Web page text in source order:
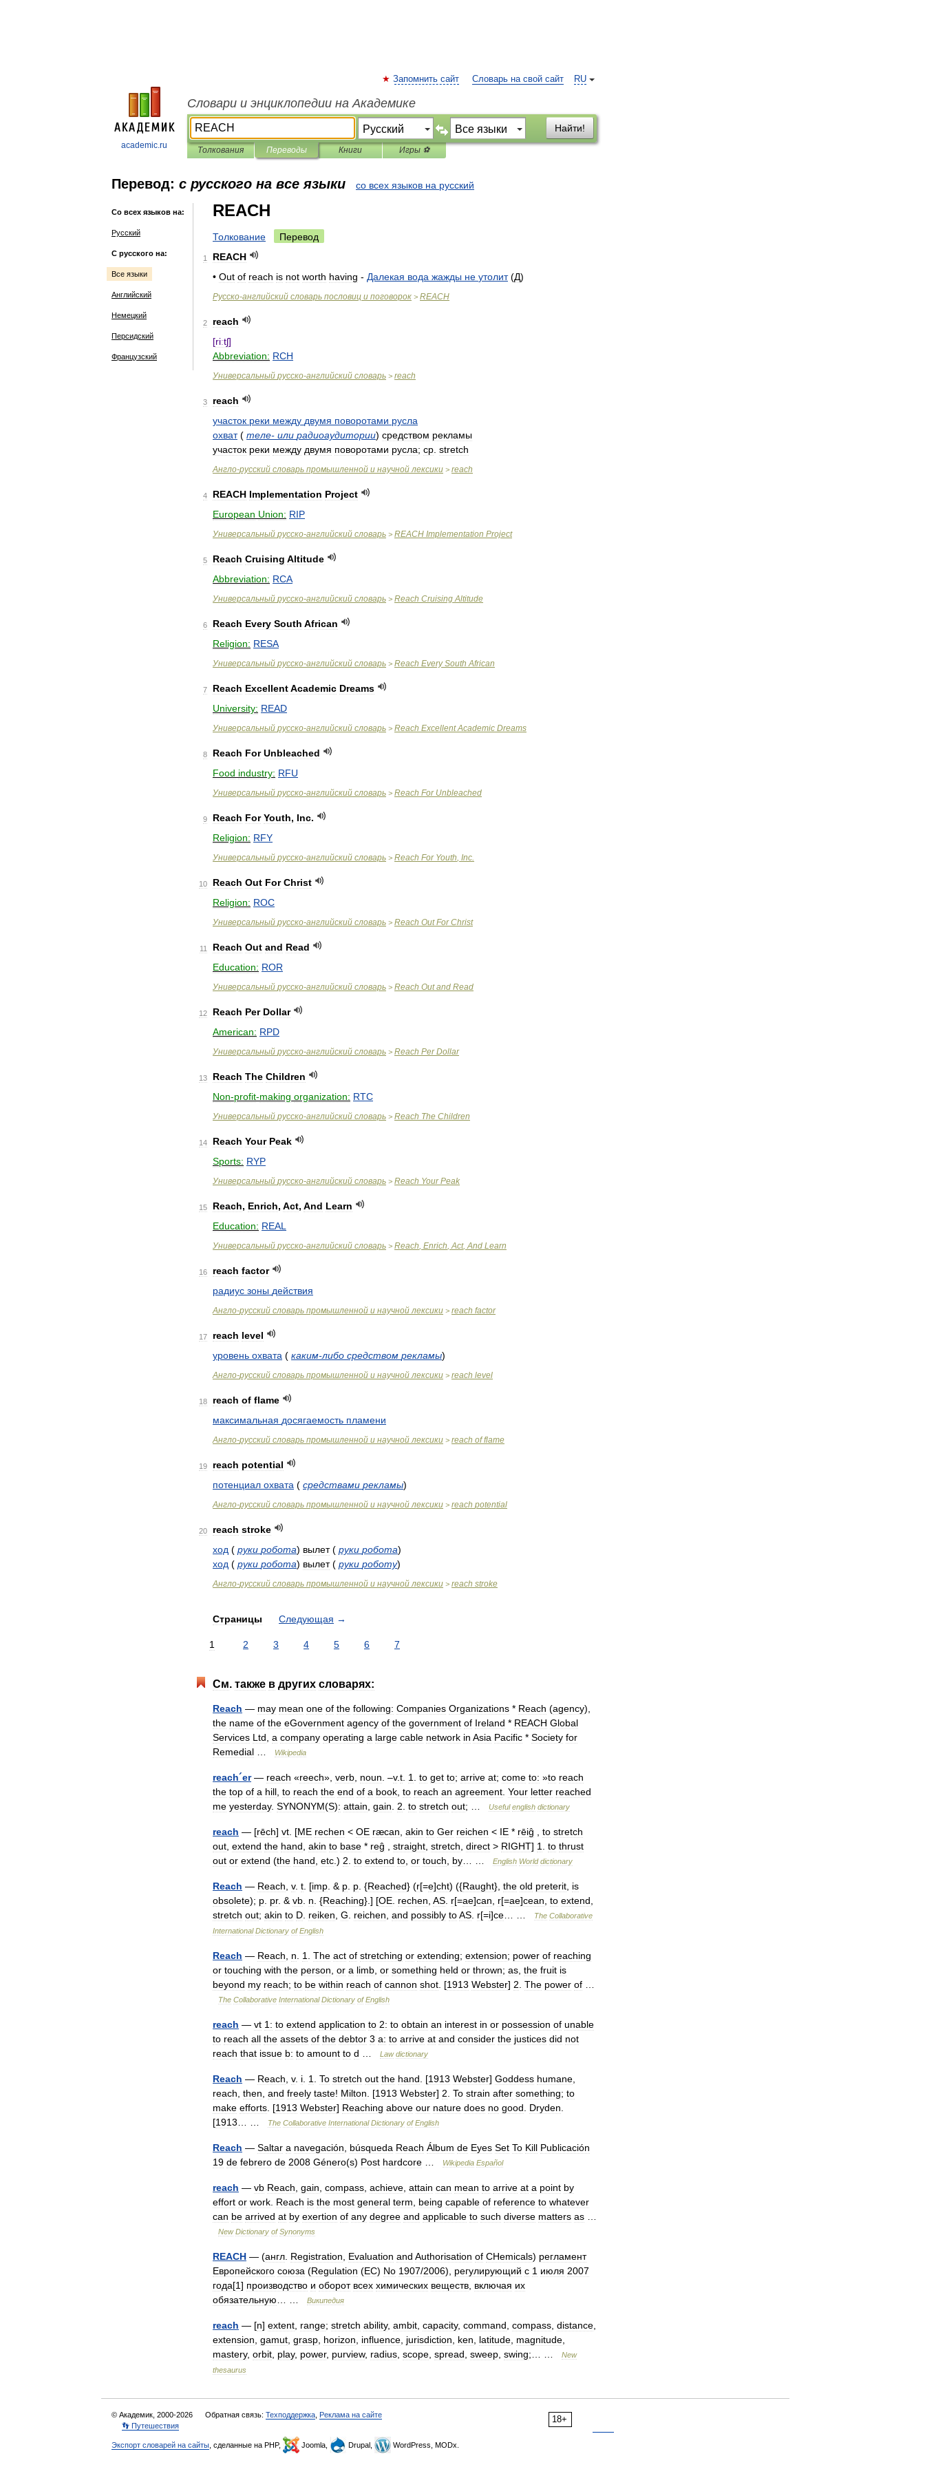
academic.ru
RU
Запомнить сайт Словарь на свой сайт
Словари и энциклопедии на Академике
Найти!
Толкования Переводы Книги Игры ⚽
Перевод: с русского на все языки со всех языков на русский
Со всех языков на:
Русский
С русского на:
Все языки
Английский
Немецкий
Персидский
Французский
REACH
Толкование Перевод
1
REACH
• Out of reach is not worth having - Далекая вода жажды не утолит(Д)
Русско-английский словарь пословиц и поговорок > REACH
2
reach
[riːtʃ]
Abbreviation: RCH
Универсальный русско-английский словарь > reach
3
reach
участок реки между двумя поворотами русла
охват ( теле- или радиоаудитории) средством рекламы
участок реки между двумя поворотами русла; ср stretch
Англо-русский словарь промышленной и научной лексики > reach
4 REACH Implementation Project
European Union: RIP
Универсальный русско-английский словарь > REACH Implementation Project
5 Reach Cruising Altitude
Abbreviation: RCA
Универсальный русско-английский словарь > Reach Cruising Altitude
6 Reach Every South African
Religion: RESA
Универсальный русско-английский словарь > Reach Every South African
7 Reach ExcellentAcademic Dreams
University: READ
Универсальный русско-английский словарь > Reach Excellent Academic Dreams
8 Reach For Unbleached
Food industry: RFU
Универсальный русско-английский словарь > Reach For Unbleached
9 Reach For Youth, Inc.
Religion: RFY
Универсальный русско-английский словарь > Reach For Youth, Inc.
10 Reach Out For Christ
Religion: ROC
Универсальный русско-английский словарь > Reach Out For Christ
11 Reach Out and Read
Education: ROR
Универсальный русско-английский словарь > Reach Out and Read
12 Reach Per Dollar
American: RPD
Универсальный русско-английский словарь > Reach Per Dollar
13 Reach The Children
Non-profit-making organization: RTC
Универсальный русско-английский словарь > Reach The Children
14 Reach Your Peak
Sports: RYP
Универсальный русско-английский словарь > Reach Your Peak
15 Reach, Enrich, Act, And Learn
Education: REAL
Универсальный русско-английский словарь > Reach, Enrich,Act,And Learn
16 reach factor
радиус зоны действия
Англо-русский словарь промышленной и научной лексики > reach factor
17 reach level
уровень охвата ( каким-либо средством рекламы)
Англо-русский словарь промышленной и научной лексики > reach level
18 reach of flame
максимальная досягаемость пламени
Англо-русский словарь промышленной и научной лексики > reach of flame
19 reach potential
потенциал охвата ( средствами рекламы)
Англо-русский словарь промышленной и научной лексики > reach potential
20 reach stroke
ход ( руки робота) вылет ( руки робота)
ход ( руки робота) вылет ( руки роботу)
Англо-русский словарь промышленной и научной лексики > reach stroke
Страницы Следующая →
1 2 3 4 5 6 7
См. также в других словарях:
Reach — may mean one of the following: Companies Organizations * Reach (agency),
the name of the eGovernment agency of the government of Ireland * REACH Global
Services Ltd a company operating a large cable network in Asia Pacific * Society for
Remedial
Wikipedia
reach´er— reach «reech», verb noun . –v.t 1 to get to; arrive at; come to: »to reach
the top of a hill to reach the end of a book to reach an agreement Your letter reached
me yesterday. SYNONYM(S): attain gain 2 to stretch out; … Useful english dictionary
reach — [rēch] vt . [ME rechen < OE ræcan akin to Ger reichen < IE * rēiĝ to stretch
out extend the hand akin to base * reĝ straight stretch direct > RIGHT] 1 to thrust
out or extend (the hand etc .) 2 to extend to or touch by English World dictionary
Reach — Reach v. t . [imp . & p p . {Reached} (r[=e]cht) ({Raught}, the old preterit is
obsolete); p pr. & vb n . {Reaching}.] [OE rechen AS r[=ae]can r[=ae]cean to extend
stretch out; akin to D reiken G reichen and possibly toAS r[=i]ce The Collaborative
International Dictionary of English
Reach — Reach n 1 The act of stretching or extending; extension; power of reaching
or touching with the person or a limb or something held or thrown; as the fruit is
beyond my reach; to be within reach of cannon shot . [1913 Webster] 2 The power of
The Collaborative International Dictionary of English
reach — vt 1: to extend application to 2: to obtain an interest in or possession of unable
to reach all the assets of the debtor 3 a: to arrive at and consider the justices did not
reach that issue b: to amount to d Law dictionary
Reach — Reach v. i 1 To stretch out the hand . [1913 Webster] Goddess humane
reach then and freely taste! Milton . [1913 Webster] 2 To strain after something; to
make efforts . [1913 Webster] Reaching above our nature does no good Dryden
[1913 The Collaborative International Dictionary of English
Reach — Saltar a navegación búsqueda Reach Álbum de Eyes Set To Kill Publicación
19 de febrero de 2008 Género(s) Post hardcore Wikipedia Español
reach — vb Reach gain compass achieve attain can mean to arrive at a point by
effort or work Reach is the most general term being capable of reference to whatever
can be arrived at by exertion of any degree and applicable to such diverse matters as
New Dictionary of Synonyms
REACH — (англ Registration Evaluation and Authorisation of CHemicals) регламент
Европейского союза (Regulation (EC) No 1907/2006), регулирующий с 1 июля 2007
года[1] производство и оборот всех химических веществ включая их
обязательную
Википедия
reach — [n] extent range; stretch ability, ambit capacity, command compass distance
extension gamut grasp horizon influence jurisdiction ken latitude magnitude
mastery, orbit play, power, purview, radius scope spread sweep swing;… …
New
thesaurus
18+
© Академик, 2000-2026 Обратная связь: Техподдержка Реклама на сайте
👣 Путешествия
Экспорт словарей на сайты , сделанные на PHP, Joomla, Drupal, WordPress, MODx.